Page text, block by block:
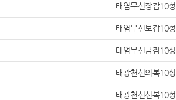
태염무신장갑10성
태염무신보갑10성
태염무신금잠10성
태광천신의복10성
태광천신신복10성